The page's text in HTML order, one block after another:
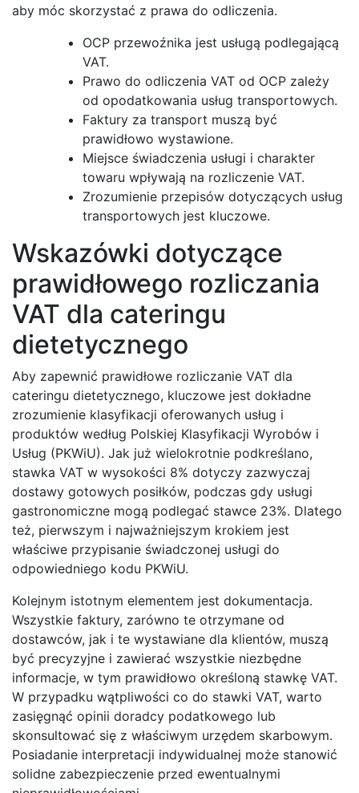
aby móc skorzystać z prawa do odliczenia.
OCP przewoźnika jest usługą podlegającą
VAT.
Prawo do odliczenia VAT od OCP zależy
od opodatkowania usług transportowych.
Faktury za transport muszą być
prawidłowo wystawione.
Miejsce świadczenia usługi i charakter
towaru wpływają na rozliczenie VAT.
Zrozumienie przepisów dotyczących usług
transportowych jest kluczowe.
Wskazówki dotyczące
prawidłowego rozliczania
VAT dla cateringu
dietetycznego
Aby zapewnić prawidłowe rozliczanie VAT dla
cateringu dietetycznego, kluczowe jest dokładne
zrozumienie klasyfikacji oferowanych usług i
produktów według Polskiej Klasyfikacji Wyrobów i
Usług (PKWiU). Jak już wielokrotnie podkreślano,
stawka VAT w wysokości 8% dotyczy zazwyczaj
dostawy gotowych posiłków, podczas gdy usługi
gastronomiczne mogą podlegać stawce 23%. Dlatego
też, pierwszym i najważniejszym krokiem jest
właściwe przypisanie świadczonej usługi do
odpowiedniego kodu PKWiU.
Kolejnym istotnym elementem jest dokumentacja.
Wszystkie faktury, zarówno te otrzymane od
dostawców, jak i te wystawiane dla klientów, muszą
być precyzyjne i zawierać wszystkie niezbędne
informacje, w tym prawidłowo określoną stawkę VAT.
W przypadku wątpliwości co do stawki VAT, warto
zasięgnąć opinii doradcy podatkowego lub
skonsultować się z właściwym urzędem skarbowym.
Posiadanie interpretacji indywidualnej może stanowić
solidne zabezpieczenie przed ewentualnymi